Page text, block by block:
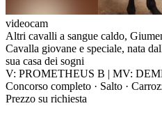
videocam
Altri cavalli a sangue caldo,
Cavalla giovane e speciale, nata
sua casa dei sogni
V: PROMETHEUS B | MV:
Concorso completo · Salto ·
Prezzo su richiesta